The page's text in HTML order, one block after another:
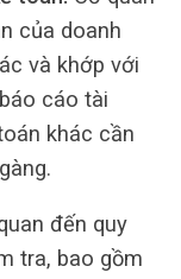
của doanh
và khớp với
cáo tài
khác cần
đến quy
tra, bao gồm